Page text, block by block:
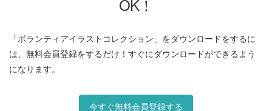
OK！
「ボランティアイラストコレクション」をダウンロードをするに
は、無料会員登録をするだけ！すぐにダウンロードができるよう
になります。
今すぐ無料会員登録する